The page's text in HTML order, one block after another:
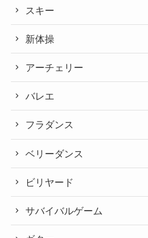
スキー
新体操
アーチェリー
バレエ
フラダンス
ベリーダンス
ビリヤード
サバイバルゲーム